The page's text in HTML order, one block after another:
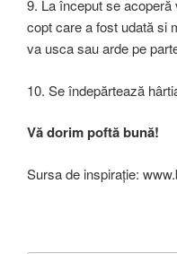
9. La început se
copt care a fost udată si
va usca sau arde pe
10. Se îndepărtează
Vă dorim poftă bună!
Sursa de inspirație: